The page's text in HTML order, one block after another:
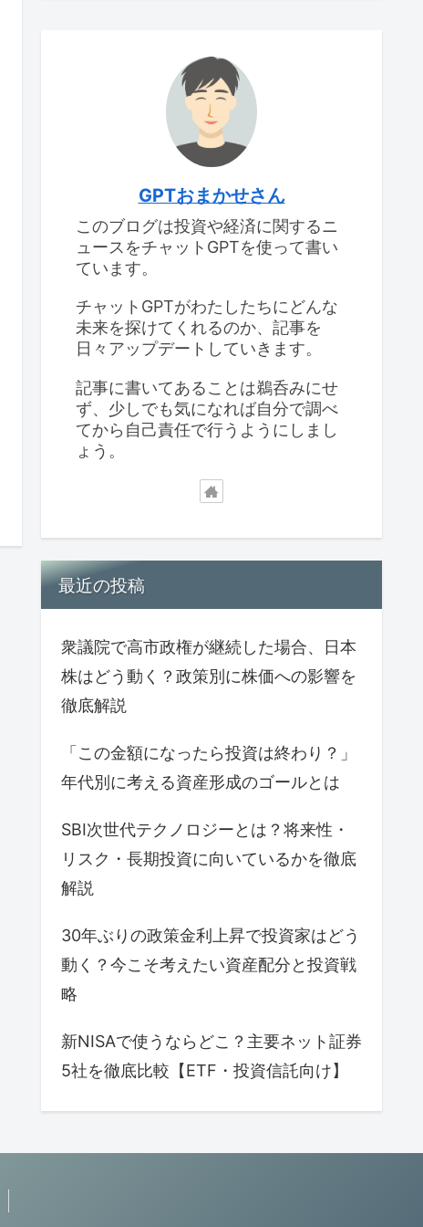
GPTおまかせさん
このブログは投資や経済に関するニ
ュースをチャットGPTを使って書い
ています。
チャットGPTがわたしたちにどんな
未来を探けてくれるのか、記事を
日々アップデートしていきます。
記事に書いてあることは鵜呑みにせ
ず、少しでも気になれば自分で調べ
てから自己責任で行うようにしまし
ょう。
最近の投稿
衆議院で高市政権が継続した場合、日本
株はどう動く？政策別に株価への影響を
徹底解説
「この金額になったら投資は終わり？」
年代別に考える資産形成のゴールとは
SBI次世代テクノロジーとは？将来性・
リスク・長期投資に向いているかを徹底
解説
30年ぶりの政策金利上昇で投資家はどう
動く？今こそ考えたい資産配分と投資戦
略
新NISAで使うならどこ？主要ネット証券
5社を徹底比較【ETF・投資信託向け】